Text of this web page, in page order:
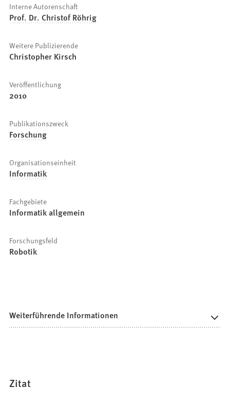
Interne Autorenschaft
Prof. Dr. Christof Röhrig
Weitere Publizierende
Christopher Kirsch
Veröffentlichung
2010
Publikationszweck
Forschung
Organisationseinheit
Informatik
Fachgebiete
Informatik allgemein
Forschungsfeld
Robotik
Weiterführende Informationen
Zitat